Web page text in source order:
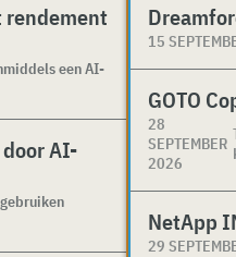
rendement
een AI-
door AI-
15
GOTO
28
SEPTEMBER
2026
NetApp
29